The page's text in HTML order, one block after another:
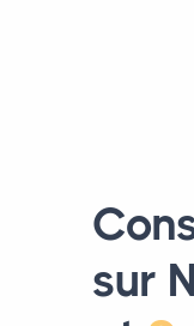
sur